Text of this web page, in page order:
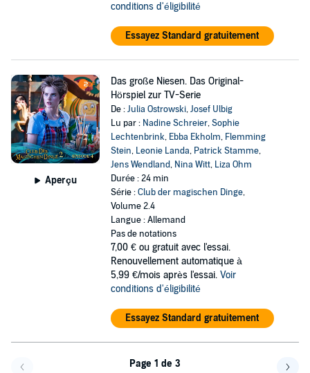
conditions d'éligibilité
Essayez Standard gratuitement
Aperçu
Das große Niesen. Das Original-
Hörspiel zur TV-Serie
De :Julia Ostrowski,Josef Ulbig
Lu par : Nadine Schreier,Sophie
Lechtenbrink, Ebba Ekholm, Flemming
Stein, Leonie Landa, Patrick Stamme,
Jens Wendland, Nina Witt, Liza Ohm
Durée : 24 min
Série :Club der magischen Dinge,
Volume 2.4
Langue : Allemand
Pas de notations
7,00 € ou gratuit avec l'essai.
Renouvellement automatique à
5,99 €/mois après l'essai. Voir
conditions d'éligibilité
Essayez Standard gratuitement
Page 1 de 3